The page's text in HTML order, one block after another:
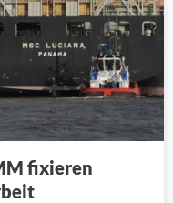
fixieren